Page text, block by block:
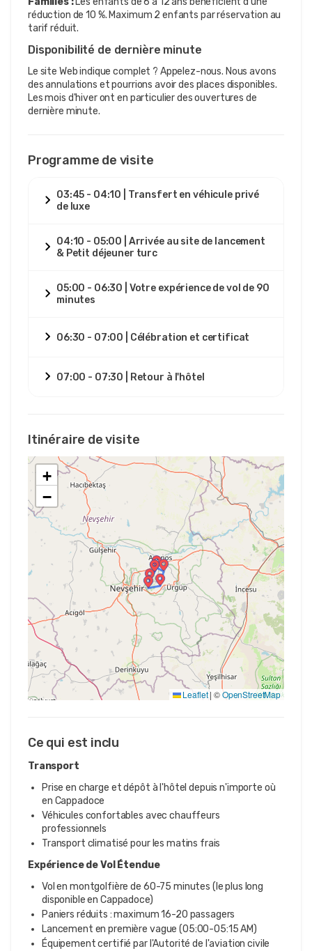
réduction de 10 %. Maximum 2 enfants par réservation au
tarif réduit.
Disponibilité de dernière minute
Le site Web indique complet ? Appelez-nous. Nous avons
des annulations et pourrions avoir des places disponibles.
Les mois d'hiver ont en particulier des ouvertures de
dernière minute.
Programme de visite
03:45 - 04:10 | Transfert en véhicule privé
de luxe
04:10 - 05:00 | Arrivée au site de lancement
& Petit déjeuner turc
05:00 - 06:30 | Votre expérience de vol de 90
minutes
06:30 - 07:00 | Célébration et certificat
07:00 - 07:30 | Retour à l'hôtel
Itinéraire de visite
+
−
Leaflet | ©OpenStreetMap
Ce qui est inclu
Transport
Prise en charge et dépôt à l'hôtel depuis n'importe où
en Cappadoce
Véhicules confortables avec chauffeurs
professionnels
Transport climatisé pour les matins frais
Expérience de Vol Étendue
Vol en montgolfière de 60-75 minutes (le plus long
disponible en Cappadoce)
Paniers réduits : maximum 16-20 passagers
Lancement en première vague (05:00-05:15 AM)
Équipement certifié par l'Autorité de l'aviation civile